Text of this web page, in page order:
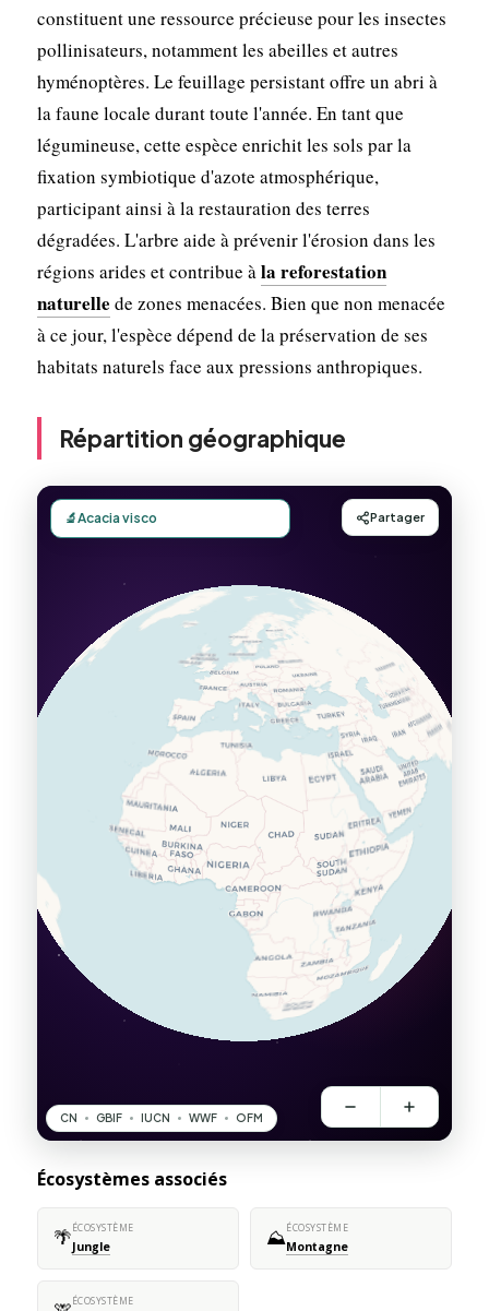
constituent une ressource précieuse pour les insectes
pollinisateurs, notamment les abeilles et autres
hyménoptères. Le feuillage persistant offre un abri à
la faune locale durant toute l'année. En tant que
légumineuse, cette espèce enrichit les sols par la
fixation symbiotique d'azote atmosphérique,
participant ainsi à la restauration des terres
dégradées. L'arbre aide à prévenir l'érosion dans les
régions arides et contribue àla reforestation
naturelle de zones menacées. Bien que non menacée
à ce jour, l'espèce dépend de la préservation de ses
habitats naturels face aux pressions anthropiques.
Répartition géographique
Écosystèmes associés
🌴ÉCOSYSTÈME
Jungle ⛰️ÉCOSYSTÈME
Montagne
ÉCOSYSTÈME